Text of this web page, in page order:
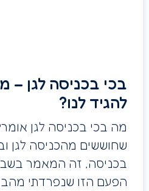
בכי בכניסה לגן –
להגיד לנו?
מה בכי בכניסה לגן
שחוששים מהכניסה לגן
בכניסה, זה המאמר
הפעם הזו שנפרדתי